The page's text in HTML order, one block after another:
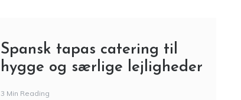
Spansk tapas catering til
hygge og særlige lejligheder
3 Min Reading